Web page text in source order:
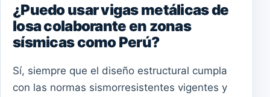
¿Puedo usar vigas metálicas de
losa colaborante en zonas
sísmicas como Perú?
Sí, siempre que el diseño estructural cumpla
con las normas sismorresistentes vigentes y